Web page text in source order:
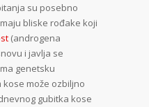
su posebno
bliske rođake koji
(androgena
i javlja se
genetsku
može ozbiljno
gubitka kose